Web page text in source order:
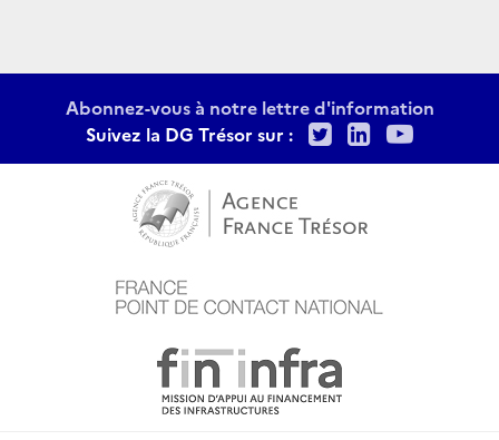
Abonnez-vous à notre lettre d'information
Suivez la DG Trésor sur :
TwitterLinkedIn